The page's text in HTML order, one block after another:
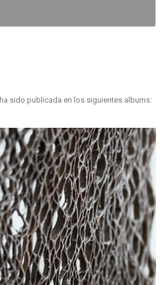
ha sido publicada en los siguientes albums: